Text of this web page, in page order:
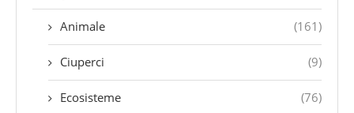
Animale (161)
Ciuperci (9)
Ecosisteme (76)